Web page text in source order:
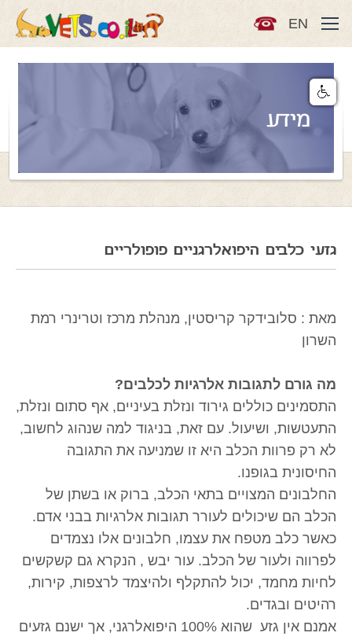
EN
מידע
גזעי כלבים היפואלרגניים פופולריים
מאת : סלובידקר קריסטין, מנהלת מרכז וטרינרי רמת
השרון
מה גורם לתגובות אלרגיות לכלבים?
התסמינים כוללים גירוד ונזלת בעיניים, אף סתום ונזלת,
התעטשות, ושיעול. עם זאת, בניגוד למה שנהוג לחשוב,
לא רק פרוות הכלב היא זו שמניעה את התגובה
החיסונית בגופנו.
החלבונים המצויים בתאי הכלב, ברוק או בשתן של
הכלב הם שיכולים לעורר תגובות אלרגיות בבני אדם.
כאשר כלב מטפח את עצמו, חלבונים אלו נצמדים
לפרווה ולעור של הכלב. עור יבש , הנקרא גם קשקשים
לחיות מחמד, יכול להתקלף ולהיצמד לרצפות, קירות,
רהיטים ובגדים.
אמנם אין גזע שהוא 100% היפואלרגני, אך ישנם גזעים